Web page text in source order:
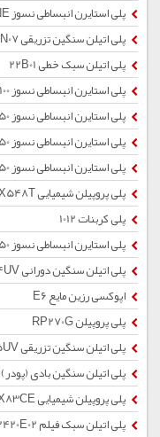
پلی استایرن انبساطی نسوز SE FINE
پلی اتیلن سنگین تزریقی 62N07
پلی اتیلن سبک خطی 22B01
پلی استایرن انبساطی نسوز SE100
پلی استایرن انبساطی نسوز SE150
پلی استایرن انبساطی نسوز SE250
پلی استایرن انبساطی نسوز SE350
پلی پروپیلن شیمیایی EPX548T
پلی کربنات 1012
پلی استایرن انبساطی نسوز SE50
پلی اتیلن سنگین دورانی 38504UV
اپوکسی رزین مایع E6
پلی پروپیلن RP270G
پلی اتیلن سنگین تزریقی 60505UV
پلی اتیلن سنگین بادی (پودر) OFF - BL3 درجه2
پلی پروپیلن شیمیایی EP2X83CE
پلی اتیلن سبک فیلم 2420E02